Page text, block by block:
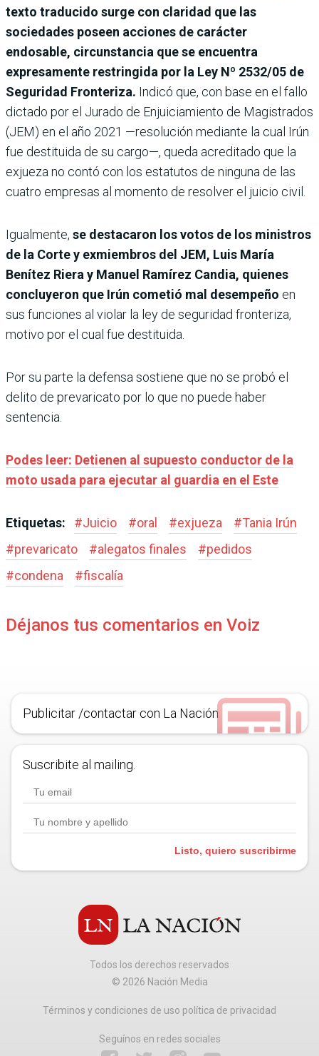
texto traducido surge con claridad que las
sociedades poseen acciones de carácter
endosable, circunstancia que se encuentra
expresamente restringida por la Ley Nº 2532/05 de
Seguridad Fronteriza. Indicó que, con base en el fallo
dictado por el Jurado de Enjuiciamiento de Magistrados
(JEM) en el año 2021 —resolución mediante la cual Irún
fue destituida de su cargo—, queda acreditado que la
exjueza no contó con los estatutos de ninguna de las
cuatro empresas al momento de resolver el juicio civil.
Igualmente, se destacaron los votos de los ministros
de la Corte y exmiembros del JEM, Luis María
Benítez Riera y Manuel Ramírez Candia, quienes
concluyeron que Irún cometió mal desempeño en
sus funciones al violar la ley de seguridad fronteriza,
motivo por el cual fue destituida.
Por su parte la defensa sostiene que no se probó el
delito de prevaricato por lo que no puede haber
sentencia.
Podes leer: Detienen al supuesto conductor de la
moto usada para ejecutar al guardia en el Este
Etiquetas: #Juicio #oral #exjueza #Tania Irún
#prevaricato #alegatos finales #pedidos
#condena #fiscalía
Déjanos tus comentarios en Voiz
Publicitar /contactar con La Nación
Suscribite al mailing.
Listo, quiero suscribirme
Todos los derechos reservados
© 2026 Nación Media
Términos y condiciones de uso política de privacidad
Seguínos en redes sociales